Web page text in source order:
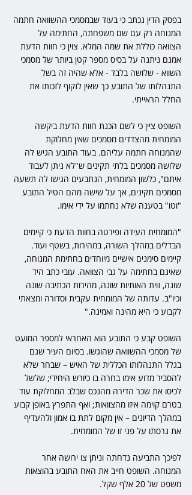
בפסק הדין נכתב כי בעוד שבמסמכי ההשוואה חתמה
המנוחה רק עם שם משפחתה, החתימה על
הצוואה כוללת את שמה המלא. צוין כי חוות הדעת
אמנם ניתנה על בסיס מספר קטן ביותר של מסמכי
השווא - שלושה בלבד - אלא שהיה זה בשל
התנהלותו של התובע כך שאין לזקוף לזכותו את
החלל הראייתי.
השופט ציין כי לשם הכנת חוות הדעת ביקשה
המומחית מהצדדים מסמכים שאין מחלוקת
שהמנוחה חתמה עליהם. בעוד התובע הגיש לה
שלושה מסמכים בלתי תקינים ש"לא ניתן לעבוד
איתם", כלשון המומחית, הנתבעים הגישו לה תשעה
מסמכים תקינים, אך על שישה מהם הטיל התובע
"וטו" בטענה שלא נחתמו על ידי אימו.
"המומחית העידה ופירטה בחוות הדעת כי קיימים
הבדלים במהלך השורה, במהירות, בשטף ועוד.
קיימים סימנים אישיים מיוחדים בחתימת המנוחה,
שאינם בחתימה על גבי הצוואה. עובי כתב היד
שונה, זוית האותיות שונה, מהירות הכתיבה שונה
וכיו"ב. עדותה של המומחית עקבית וסדורה ומצאתי
לקבוע כי היא מהינה ואמינה."
השופט קבע כי התובע הוא האחראי למספר המועט
של מסמכי ההשוואה שהוגשו. בסיום העיר שגם
בגלל התנהלותו הכללית של האיש – שבחר שלא
להסביר מדוע אימו בחרה בו כיורש היחידי; שלשל
לכיסו את שכר הדירה מהנכס שבלב המחלוקת עוד
בטרם קוימה איזו מהצוואות; ואף התפרץ באופן קבוע
במהלך הדיונים – אין מקום לתת בו אמון ולהעדיף
את גרסתו על פני זו של המומחית.
לפיכך התביעה נדחתה וניתן צו ירושה אחר
המנוחה. השופט חייב את האח התובע בהוצאות
משפט של 20 אלף שקל.